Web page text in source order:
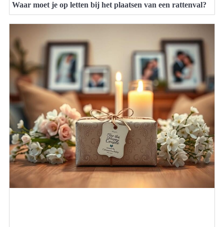
Waar moet je op letten bij het plaatsen van een rattenval?